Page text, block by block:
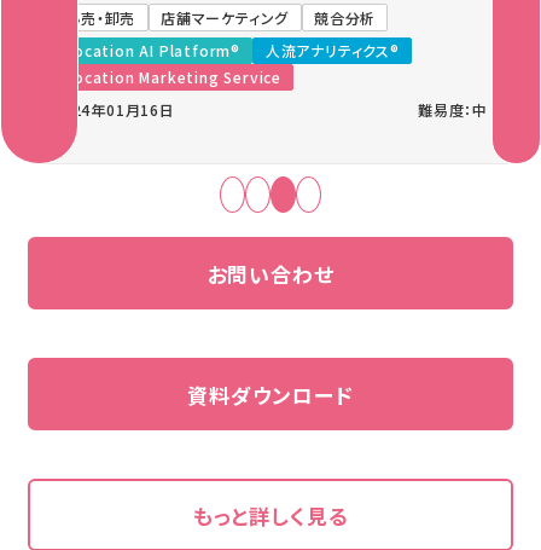
小売・卸売 店舗マーケティング
競合分析
Location AI Platform®
人流アナリティクス®
Location Marketing Service
2024年01月16日
難易度：中
お問い合わせ
資料ダウンロード
もっと詳しく見る